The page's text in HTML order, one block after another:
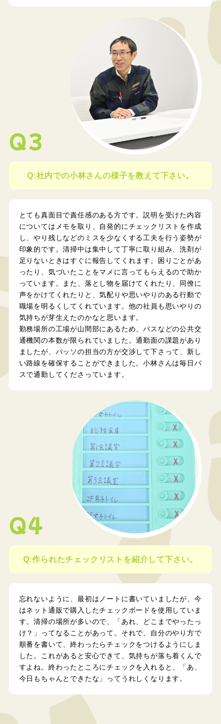
Q3
Q:社内での小林さんの様子を教えて下さい。
とても真面目で責任感のある方です。説明を受けた内容
についてはメモを取り、自発的にチェックリストを作成
し、やり残しなどのミスを少なくする工夫を行う姿勢が
印象的です。清掃中は集中して丁寧に取り組み、洗剤が
足りないときはすぐに報告してくれます。困りごとがあ
ったり、気づいたことをマメに言ってもらえるので助か
っています。また、落とし物を届けてくれたり、同僚に
声をかけてくれたりと、気配りや思いやりのある行動で
職場を明るくしてくれています。他の社員も思いやりの
気持ちが芽生えたのかなと思います。
勤務場所の工場が山間部にあるため、バスなどの公共交
通機関の本数が限られていました。通勤面の課題があり
ましたが、パッソの担当の方が交渉して下さって、新し
い路線を確保することができました。小林さんは毎日バ
スで通勤してくださっています。
Q4
Q:作られたチェックリストを紹介して下さい。
忘れないように、最初はノートに書いていましたが、今
はネット通販で購入したチェックボードを使用していま
す。清掃の場所が多いので、「あれ、どこまでやったっ
け？」ってなることがあって。それで、自分のやり方で
順番を書いて、終わったらチェックをつけるようにしま
した。これがあると安心できて、気持ちが落ち着くんで
すよね。終わったところにチェックを入れると、「あ、
今日もちゃんとできたな」ってうれしくなります。